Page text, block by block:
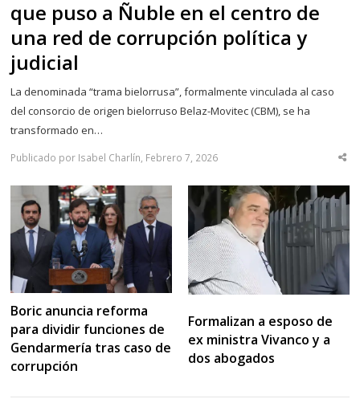
que puso a Ñuble en el centro de
una red de corrupción política y
judicial
La denominada “trama bielorrusa”, formalmente vinculada al caso
del consorcio de origen bielorruso Belaz-Movitec (CBM), se ha
transformado en…
Publicado por Isabel Charlín, Febrero 7, 2026
Boric anuncia reforma
para dividir funciones de
Gendarmería tras caso de
corrupción
Formalizan a esposo de
ex ministra Vivanco y a
dos abogados